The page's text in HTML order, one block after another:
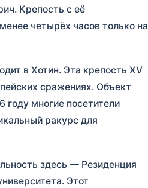
Крепость с её
четырёх часов только на
в Хотин. Эта крепость XV
сражениях. Объект
году многие посетители
ракурс для
здесь — Резиденция
Этот